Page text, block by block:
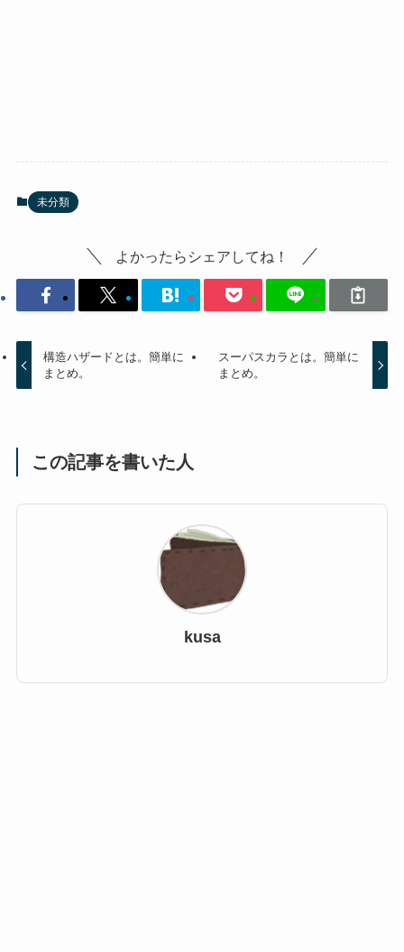
未分類
よかったらシェアしてね！
構造ハザードとは。簡単に
まとめ。
スーパスカラとは。簡単に
まとめ。
この記事を書いた人
kusa